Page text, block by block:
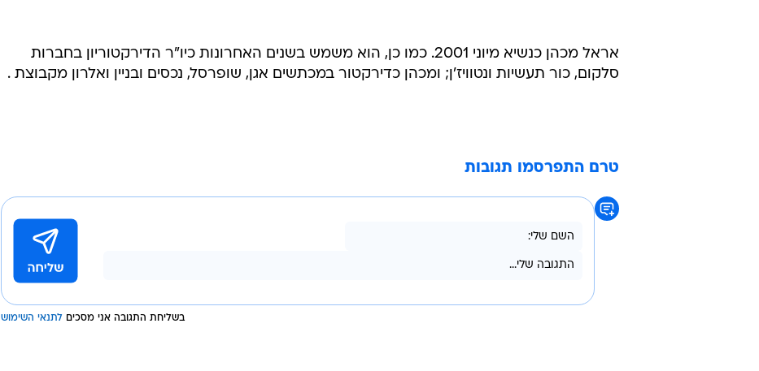
אראל מכהן כנשיא מיוני 2001. כמו כן, הוא משמש בשנים האחרונות כיו"ר הדירקטוריון בחברות
סלקום, כור תעשיות ונטוויז'ן; ומכהן כדירקטור במכתשים אגן, שופרסל, נכסים ובניין ואלרון מקבוצת .
טרם התפרסמו תגובות
בשליחת התגובה אני מסכים לתנאי השימוש